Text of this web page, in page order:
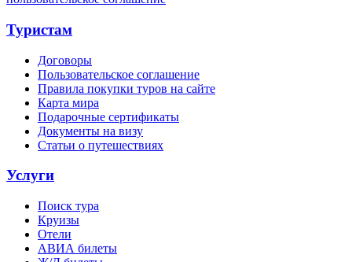
Туристам
Договоры
Пользовательское соглашение
Правила покупки туров на сайте
Карта мира
Подарочные сертификаты
Документы на визу
Статьи о путешествиях
Услуги
Поиск тура
Круизы
Отели
АВИА билеты